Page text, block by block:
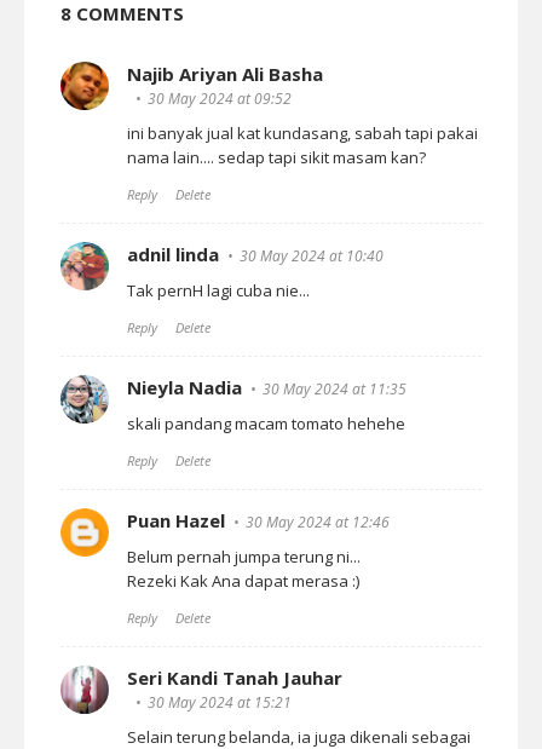
8 COMMENTS
Najib Ariyan Ali Basha
30 May 2024 at 09:52
ini banyak jual kat kundasang, sabah tapi pakai
nama lain.... sedap tapi sikit masam kan?
Reply Delete
adnil linda 30 May 2024 at 10:40
Tak pernH lagi cuba nie...
Reply Delete
Nieyla Nadia 30 May 2024 at 11:35
skali pandang macam tomato hehehe
Reply Delete
Puan Hazel 30 May 2024 at 12:46
Belum pernah jumpa terung ni...
Rezeki Kak Ana dapat merasa :)
Reply Delete
Seri Kandi Tanah Jauhar
30 May 2024 at 15:21
Selain terung belanda, ia juga dikenali sebagai